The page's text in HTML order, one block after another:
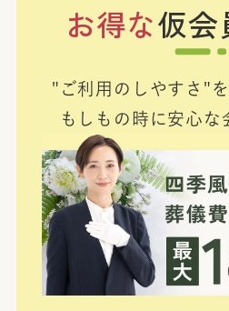
お得な仮会
"ご利用のしやすさ"
もしもの時に安心な